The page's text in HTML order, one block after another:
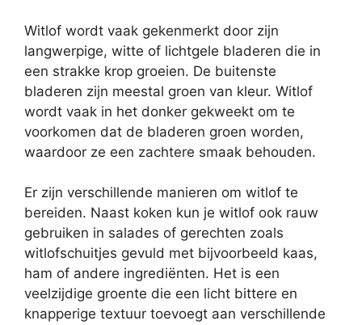
Witlof wordt vaak gekenmerkt door zijn
langwerpige, witte of lichtgele bladeren die in
een strakke krop groeien. De buitenste
bladeren zijn meestal groen van kleur. Witlof
wordt vaak in het donker gekweekt om te
voorkomen dat de bladeren groen worden,
waardoor ze een zachtere smaak behouden.
Er zijn verschillende manieren om witlof te
bereiden. Naast koken kun je witlof ook rauw
gebruiken in salades of gerechten zoals
witlofschuitjes gevuld met bijvoorbeeld kaas,
ham of andere ingrediënten. Het is een
veelzijdige groente die een licht bittere en
knapperige textuur toevoegt aan verschillende